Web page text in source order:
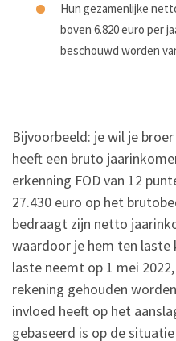
Hun gezamenlijke
boven 6.820 euro per
beschouwd worden
Bijvoorbeeld: je wil je
heeft een bruto
erkenning FOD van 12
27.430 euro op het
bedraagt zijn netto
waardoor je hem ten laste
laste neemt op 1 mei
rekening gehouden
invloed heeft op het
gebaseerd is op de